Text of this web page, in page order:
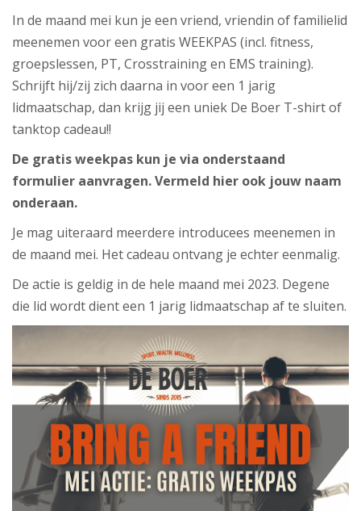
In de maand mei kun je een vriend, vriendin of familielid
meenemen voor een gratis WEEKPAS (incl. fitness,
groepslessen, PT, Crosstraining en EMS training).
Schrijft hij/zij zich daarna in voor een 1 jarig
lidmaatschap, dan krijg jij een uniek De Boer T-shirt of
tanktop cadeau!!
De gratis weekpas kun je via onderstaand
formulier aanvragen. Vermeld hier ook jouw naam
onderaan.
Je mag uiteraard meerdere introducees meenemen in
de maand mei. Het cadeau ontvang je echter eenmalig.
De actie is geldig in de hele maand mei 2023. Degene
die lid wordt dient een 1 jarig lidmaatschap af te sluiten.